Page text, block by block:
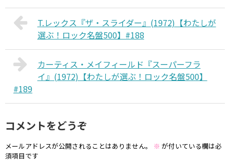
T.レックス『ザ・スライダー』(1972)【わたしが
選ぶ！ロック名盤500】#188
カーティス・メイフィールド『スーパーフラ
イ』(1972)【わたしが選ぶ！ロック名盤500】
#189
コメントをどうぞ
メールアドレスが公開されることはありません。 ※ が付いている欄は必
須項目です